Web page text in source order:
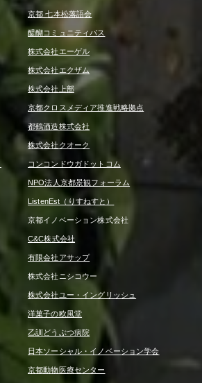
京都 七本松落語会
醍醐コミュニティバス
株式会社エーゲル
株式会社エクザム
株式会社上部
京都クロスメディア推進戦略拠点
都鶴酒造株式会社
株式会社クオーク
コンコンドウガドットコム
NPO法人京都景観フォーラム
ListenEst（りすねすと）
京都イノベーション株式会社
C&C株式会社
有限会社アサップ
株式会社ニシコウー
株式会社ユー・イングリッシュ
洋菓子の欧風堂
乙訓どうぶつ病院
日本ソーシャル・イノベーション学会
京都動物医療センター